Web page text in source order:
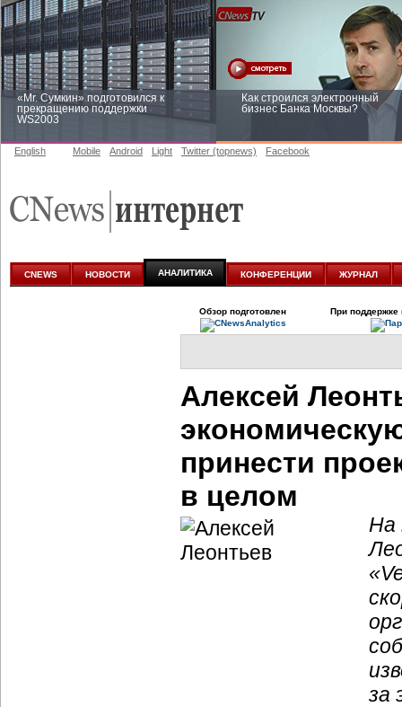
«Mr. Сумкин» подготовился к
прекращению поддержки
WS2003
Как строился электронный
бизнес Банка Москвы?
аналитике
English Mobile Android Light Twitter (topnews) Facebook
CNEWS НОВОСТИ АНАЛИТИКА КОНФЕРЕНЦИИ ЖУРНАЛ
Обзор подготовлен При поддержке
Алексей
принести
в целом
На
за